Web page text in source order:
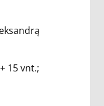
15 vnt.;